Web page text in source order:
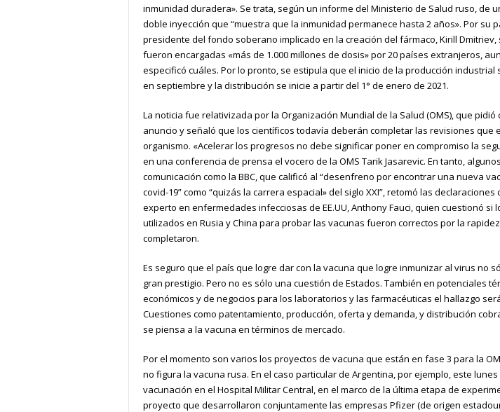
inmunidad duradera». Se trata, según un informe del Ministerio de Salud ruso, de
doble inyección que “muestra que la inmunidad permanece hasta 2 años». Por su
presidente del fondo soberano implicado en la creación del fármaco, Kirill Dmitriev,
fueron encargadas «más de 1.000 millones de dosis» por 20 países extranjeros,
especificó cuáles. Por lo pronto, se estipula que el inicio de la producción industrial
en septiembre y la distribución se inicie a partir del 1° de enero de 2021.
La noticia fue relativizada por la Organización Mundial de la Salud (OMS), que
anuncio y señaló que los científicos todavía deberán completar las revisiones que
organismo. «Acelerar los progresos no debe significar poner en compromiso la
en una conferencia de prensa el vocero de la OMS Tarik Jasarevic. En tanto,
comunicación como la BBC, que calificó al “desenfreno por encontrar una nueva
covid-19” como “quizás la carrera espacial» del siglo XXI”, retomó las declaraciones
experto en enfermedades infecciosas de EE.UU, Anthony Fauci, quien cuestionó si
utilizados en Rusia y China para probar las vacunas fueron correctos por la
completaron.
Es seguro que el país que logre dar con la vacuna que logre inmunizar al virus no
gran prestigio. Pero no es sólo una cuestión de Estados. También en potenciales
económicos y de negocios para los laboratorios y las farmacéuticas el hallazgo
Cuestiones como patentamiento, producción, oferta y demanda, y distribución
se piensa a la vacuna en términos de mercado.
Por el momento son varios los proyectos de vacuna que están en fase 3 para la
no figura la vacuna rusa. En el caso particular de Argentina, por ejemplo, este
vacunación en el Hospital Militar Central, en el marco de la última etapa de
proyecto que desarrollaron conjuntamente las empresas Pfizer (de origen